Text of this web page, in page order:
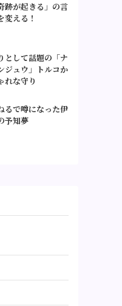
跡が起きる」の言
変える！
として話題の「ナ
ジュウ」トルコか
れな守り
るで噂になった伊
予知夢